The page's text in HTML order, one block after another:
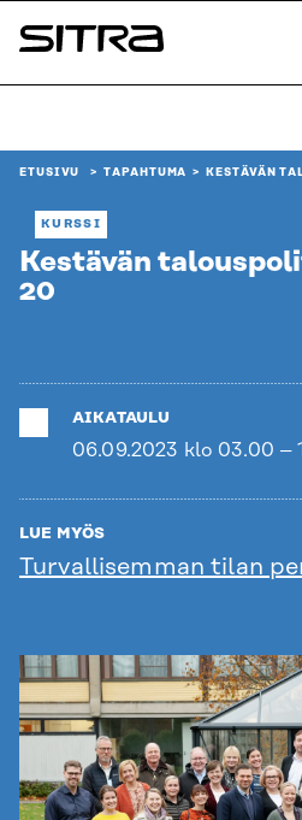
Siirry
suoraan
Sitra
ETUSIVU TAPAHTUMA KESTÄVÄN
KURSSI
Kestävän
20
AIKATAULU
06.09.2023 klo 03.00 –
LUE MYÖS
Turvallisemman tilan